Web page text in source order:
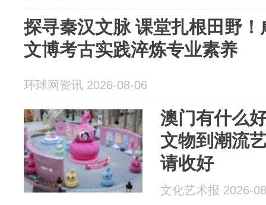
探寻秦汉文脉 课堂扎根田野
文博考古实践淬炼专业素养
环球网资讯 2026-08-06
澳门有什么
文物到潮流
请收好
文化艺术报 2026-